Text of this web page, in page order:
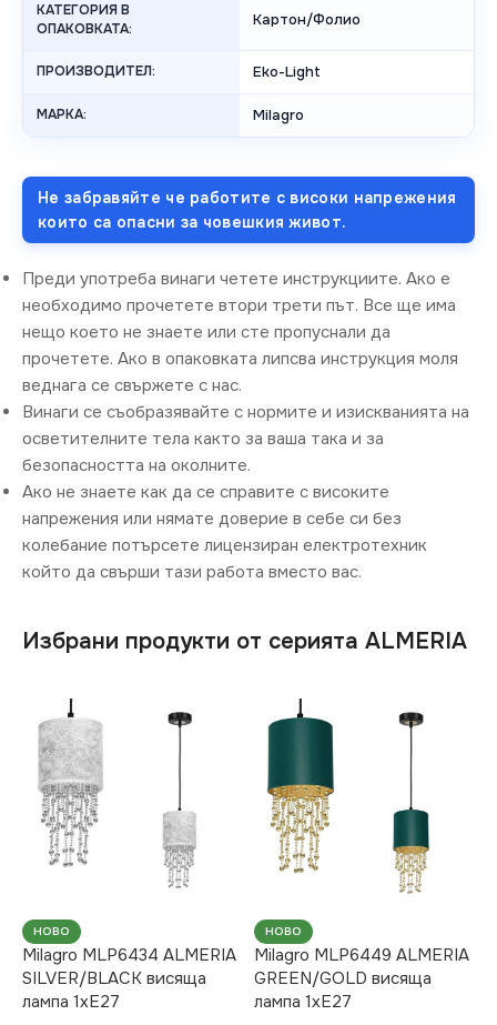
КАТЕГОРИЯ В
ОПАКОВКАТА:
Картон/Фолио
ПРОИЗВОДИТЕЛ: Eko-Light
МАРКА: Milagro
Не забравяйте че работите с високи напрежения
които са опасни за човешкия живот.
Преди употреба винаги четете инструкциите. Ако е
необходимо прочетете втори трети път. Все ще има
нещо което не знаете или сте пропуснали да
прочетете. Ако в опаковката липсва инструкция моля
веднага се свържете с нас.
Винаги се съобразявайте с нормите и изискванията на
осветителните тела както за ваша така и за
безопасността на околните.
Ако не знаете как да се справите с високите
напрежения или нямате доверие в себе си без
колебание потърсете лицензиран електротехник
който да свърши тази работа вместо вас.
Избрани продукти от серията ALMERIA
НОВО
Milagro MLP6434 ALMERIA
SILVER/BLACK висяща
лампа 1xE27
НОВО
Milagro MLP6449 ALMERIA
GREEN/GOLD висяща
лампа 1xE27